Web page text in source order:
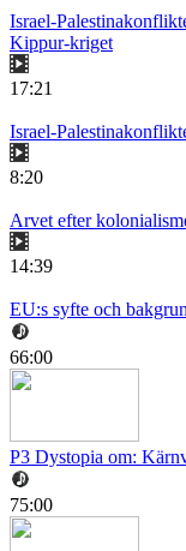
Israel-
Kippur-kriget
17:21
Israel-
8:20
Arvet efter
14:39
EU:s syfte och
66:00
P3 Dystopia om:
75:00